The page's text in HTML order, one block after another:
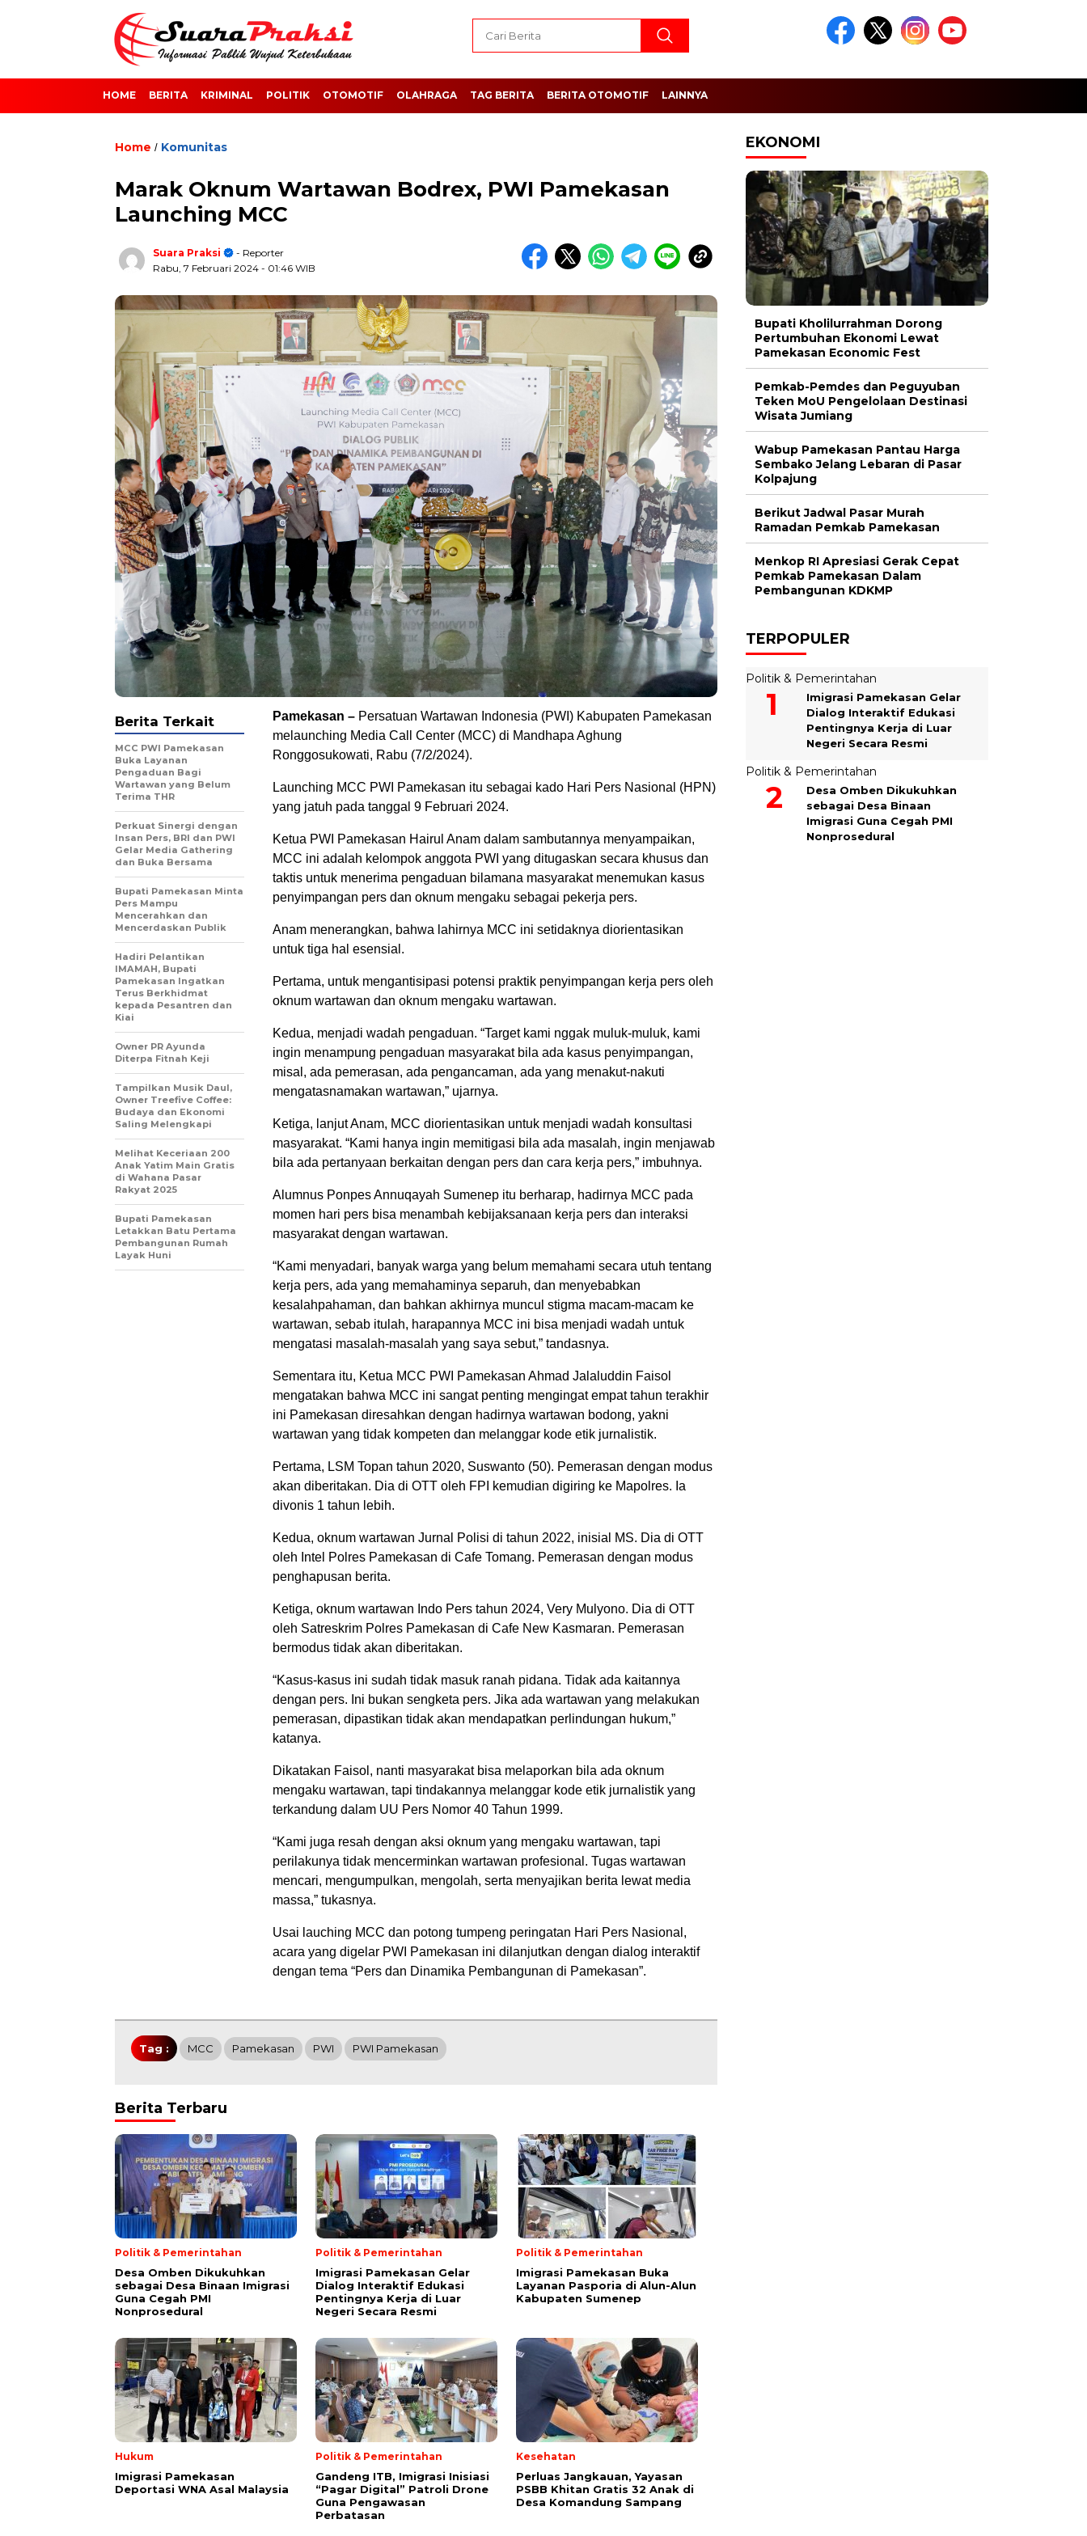
HOME BERITA KRIMINAL POLITIK OTOMOTIF OLAHRAGA TAG BERITA BERITA OTOMOTIF LAINNYA
Home / Komunitas
Marak Oknum Wartawan Bodrex, PWI Pamekasan
Launching MCC
Suara Praksi
- Reporter
Rabu, 7 Februari 2024 - 01:46 WIB
Pamekasan – Persatuan Wartawan Indonesia (PWI) Kabupaten Pamekasan
melaunching Media Call Center (MCC) di Mandhapa Aghung
Ronggosukowati, Rabu (7/2/2024).
Launching MCC PWI Pamekasan itu sebagai kado Hari Pers Nasional (HPN)
yang jatuh pada tanggal 9 Februari 2024.
Ketua PWI Pamekasan Hairul Anam dalam sambutannya menyampaikan,
MCC ini adalah kelompok anggota PWI yang ditugaskan secara khusus dan
taktis untuk menerima pengaduan bilamana masyarakat menemukan kasus
penyimpangan pers dan oknum mengaku sebagai pekerja pers.
Anam menerangkan, bahwa lahirnya MCC ini setidaknya diorientasikan
untuk tiga hal esensial.
Pertama, untuk mengantisipasi potensi praktik penyimpangan kerja pers oleh
oknum wartawan dan oknum mengaku wartawan.
Kedua, menjadi wadah pengaduan. “Target kami nggak muluk-muluk, kami
ingin menampung pengaduan masyarakat bila ada kasus penyimpangan,
misal, ada pemerasan, ada pengancaman, ada yang menakut-nakuti
mengatasnamakan wartawan,” ujarnya.
Ketiga, lanjut Anam, MCC diorientasikan untuk menjadi wadah konsultasi
masyarakat. “Kami hanya ingin memitigasi bila ada masalah, ingin menjawab
bila ada pertanyaan berkaitan dengan pers dan cara kerja pers,” imbuhnya.
Alumnus Ponpes Annuqayah Sumenep itu berharap, hadirnya MCC pada
momen hari pers bisa menambah kebijaksanaan kerja pers dan interaksi
masyarakat dengan wartawan.
“Kami menyadari, banyak warga yang belum memahami secara utuh tentang
kerja pers, ada yang memahaminya separuh, dan menyebabkan
kesalahpahaman, dan bahkan akhirnya muncul stigma macam-macam ke
wartawan, sebab itulah, harapannya MCC ini bisa menjadi wadah untuk
mengatasi masalah-masalah yang saya sebut,” tandasnya.
Sementara itu, Ketua MCC PWI Pamekasan Ahmad Jalaluddin Faisol
mengatakan bahwa MCC ini sangat penting mengingat empat tahun terakhir
ini Pamekasan diresahkan dengan hadirnya wartawan bodong, yakni
wartawan yang tidak kompeten dan melanggar kode etik jurnalistik.
Pertama, LSM Topan tahun 2020, Suswanto (50). Pemerasan dengan modus
akan diberitakan. Dia di OTT oleh FPI kemudian digiring ke Mapolres. Ia
divonis 1 tahun lebih.
Kedua, oknum wartawan Jurnal Polisi di tahun 2022, inisial MS. Dia di OTT
oleh Intel Polres Pamekasan di Cafe Tomang. Pemerasan dengan modus
penghapusan berita.
Ketiga, oknum wartawan Indo Pers tahun 2024, Very Mulyono. Dia di OTT
oleh Satreskrim Polres Pamekasan di Cafe New Kasmaran. Pemerasan
bermodus tidak akan diberitakan.
“Kasus-kasus ini sudah tidak masuk ranah pidana. Tidak ada kaitannya
dengan pers. Ini bukan sengketa pers. Jika ada wartawan yang melakukan
pemerasan, dipastikan tidak akan mendapatkan perlindungan hukum,”
katanya.
Dikatakan Faisol, nanti masyarakat bisa melaporkan bila ada oknum
mengaku wartawan, tapi tindakannya melanggar kode etik jurnalistik yang
terkandung dalam UU Pers Nomor 40 Tahun 1999.
“Kami juga resah dengan aksi oknum yang mengaku wartawan, tapi
perilakunya tidak mencerminkan wartawan profesional. Tugas wartawan
mencari, mengumpulkan, mengolah, serta menyajikan berita lewat media
massa,” tukasnya.
Usai lauching MCC dan potong tumpeng peringatan Hari Pers Nasional,
acara yang digelar PWI Pamekasan ini dilanjutkan dengan dialog interaktif
dengan tema “Pers dan Dinamika Pembangunan di Pamekasan”.
Berita Terkait
MCC PWI Pamekasan
Buka Layanan
Pengaduan Bagi
Wartawan yang Belum
Terima THR
Perkuat Sinergi dengan
Insan Pers, BRI dan PWI
Gelar Media Gathering
dan Buka Bersama
Bupati Pamekasan Minta
Pers Mampu
Mencerahkan dan
Mencerdaskan Publik
Hadiri Pelantikan
IMAMAH, Bupati
Pamekasan Ingatkan
Terus Berkhidmat
kepada Pesantren dan
Kiai
Owner PR Ayunda
Diterpa Fitnah Keji
Tampilkan Musik Daul,
Owner Treefive Coffee:
Budaya dan Ekonomi
Saling Melengkapi
Melihat Keceriaan 200
Anak Yatim Main Gratis
di Wahana Pasar
Rakyat 2025
Bupati Pamekasan
Letakkan Batu Pertama
Pembangunan Rumah
Layak Huni
Tag : MCC Pamekasan PWI PWI Pamekasan
Berita Terbaru
Politik & Pemerintahan
Desa Omben Dikukuhkan
sebagai Desa Binaan Imigrasi
Guna Cegah PMI
Nonprosedural
Politik & Pemerintahan
Imigrasi Pamekasan Gelar
Dialog Interaktif Edukasi
Pentingnya Kerja di Luar
Negeri Secara Resmi
Politik & Pemerintahan
Imigrasi Pamekasan Buka
Layanan Pasporia di Alun-Alun
Kabupaten Sumenep
Hukum
Imigrasi Pamekasan
Deportasi WNA Asal Malaysia
Politik & Pemerintahan
Gandeng ITB, Imigrasi Inisiasi
“Pagar Digital” Patroli Drone
Guna Pengawasan
Perbatasan
Kesehatan
Perluas Jangkauan, Yayasan
PSBB Khitan Gratis 32 Anak di
Desa Komandung Sampang
EKONOMI
Bupati Kholilurrahman Dorong
Pertumbuhan Ekonomi Lewat
Pamekasan Economic Fest
Pemkab-Pemdes dan Peguyuban
Teken MoU Pengelolaan Destinasi
Wisata Jumiang
Wabup Pamekasan Pantau Harga
Sembako Jelang Lebaran di Pasar
Kolpajung
Berikut Jadwal Pasar Murah
Ramadan Pemkab Pamekasan
Menkop RI Apresiasi Gerak Cepat
Pemkab Pamekasan Dalam
Pembangunan KDKMP
TERPOPULER
Politik & Pemerintahan
Imigrasi Pamekasan Gelar
Dialog Interaktif Edukasi
Pentingnya Kerja di Luar
Negeri Secara Resmi
Politik & Pemerintahan
Desa Omben Dikukuhkan
sebagai Desa Binaan
Imigrasi Guna Cegah PMI
Nonprosedural